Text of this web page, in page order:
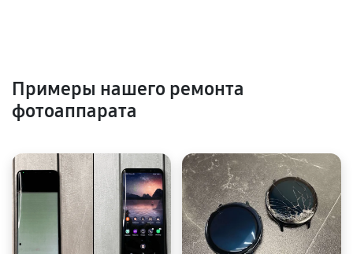
Примеры нашего ремонта
фотоаппарата